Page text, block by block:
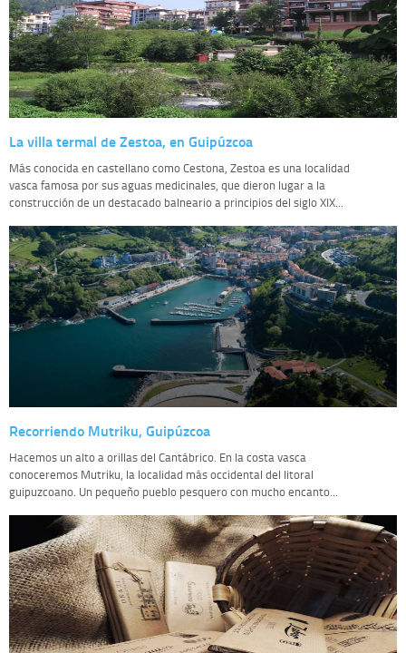
La villa termal de Zestoa, en Guipúzcoa
Más conocida en castellano como Cestona, Zestoa es una localidad
vasca famosa por sus aguas medicinales, que dieron lugar a la
construcción de un destacado balneario a principios del siglo XIX...
Recorriendo Mutriku, Guipúzcoa
Hacemos un alto a orillas del Cantábrico. En la costa vasca
conoceremos Mutriku, la localidad más occidental del litoral
guipuzcoano. Un pequeño pueblo pesquero con mucho encanto...